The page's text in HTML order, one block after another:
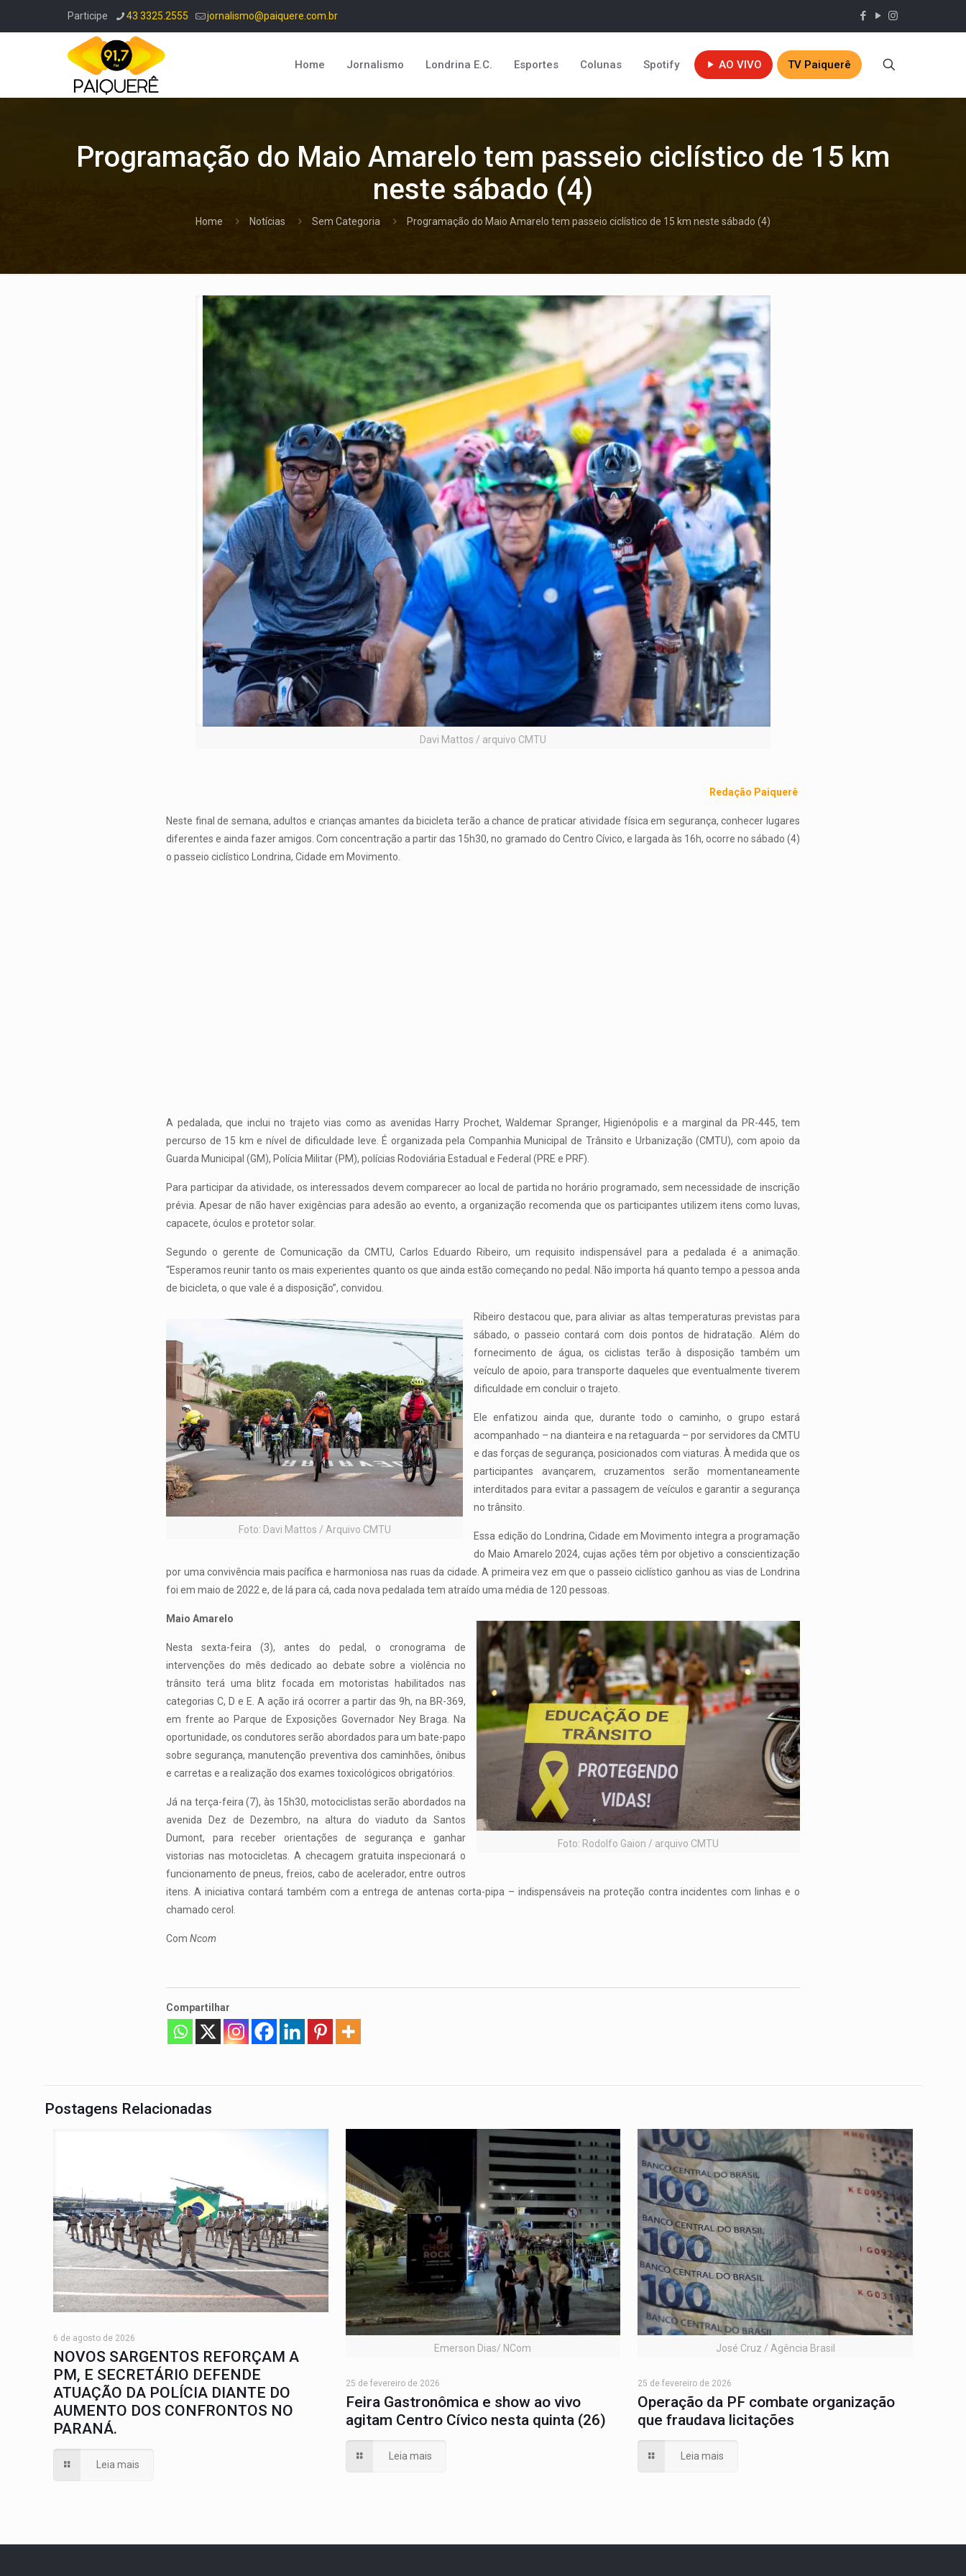
Participe 43 3325.2555 jornalismo@paiquere.com.br
Home Jornalismo Londrina E.C. Esportes Colunas Spotify AO VIVO TV Paiquerê
Programação do Maio Amarelo tem passeio ciclístico de 15 km
neste sábado (4)
Home Notícias Sem Categoria Programação do Maio Amarelo tem passeio ciclístico de 15 km neste sábado (4)
Davi Mattos / arquivo CMTU
Redação Paiquerê
Neste final de semana, adultos e crianças amantes da bicicleta terão a chance de praticar atividade física em segurança, conhecer lugares
diferentes e ainda fazer amigos. Com concentração a partir das 15h30, no gramado do Centro Cívico, e largada às 16h, ocorre no sábado (4)
o passeio ciclístico Londrina, Cidade em Movimento.
A pedalada, que inclui no trajeto vias como as avenidas Harry Prochet, Waldemar Spranger, Higienópolis e a marginal da PR-445, tem
percurso de 15 km e nível de dificuldade leve. É organizada pela Companhia Municipal de Trânsito e Urbanização (CMTU), com apoio da
Guarda Municipal (GM), Polícia Militar (PM), polícias Rodoviária Estadual e Federal (PRE e PRF).
Para participar da atividade, os interessados devem comparecer ao local de partida no horário programado, sem necessidade de inscrição
prévia. Apesar de não haver exigências para adesão ao evento, a organização recomenda que os participantes utilizem itens como luvas,
capacete, óculos e protetor solar.
Segundo o gerente de Comunicação da CMTU, Carlos Eduardo Ribeiro, um requisito indispensável para a pedalada é a animação.
“Esperamos reunir tanto os mais experientes quanto os que ainda estão começando no pedal. Não importa há quanto tempo a pessoa anda
de bicicleta, o que vale é a disposição”, convidou.
Foto: Davi Mattos / Arquivo CMTU
Ribeiro destacou que, para aliviar as altas temperaturas previstas para
sábado, o passeio contará com dois pontos de hidratação. Além do
fornecimento de água, os ciclistas terão à disposição também um
veículo de apoio, para transporte daqueles que eventualmente tiverem
dificuldade em concluir o trajeto.
Ele enfatizou ainda que, durante todo o caminho, o grupo estará
acompanhado – na dianteira e na retaguarda – por servidores da CMTU
e das forças de segurança, posicionados com viaturas. À medida que os
participantes avançarem, cruzamentos serão momentaneamente
interditados para evitar a passagem de veículos e garantir a segurança
no trânsito.
Essa edição do Londrina, Cidade em Movimento integra a programação
do Maio Amarelo 2024, cujas ações têm por objetivo a conscientização
por uma convivência mais pacífica e harmoniosa nas ruas da cidade. A primeira vez em que o passeio ciclístico ganhou as vias de Londrina
foi em maio de 2022 e, de lá para cá, cada nova pedalada tem atraído uma média de 120 pessoas.
Foto: Rodolfo Gaion / arquivo CMTU
Maio Amarelo
Nesta sexta-feira (3), antes do pedal, o cronograma de
intervenções do mês dedicado ao debate sobre a violência no
trânsito terá uma blitz focada em motoristas habilitados nas
categorias C, D e E. A ação irá ocorrer a partir das 9h, na BR-369,
em frente ao Parque de Exposições Governador Ney Braga. Na
oportunidade, os condutores serão abordados para um bate-papo
sobre segurança, manutenção preventiva dos caminhões, ônibus
e carretas e a realização dos exames toxicológicos obrigatórios.
Já na terça-feira (7), às 15h30, motociclistas serão abordados na
avenida Dez de Dezembro, na altura do viaduto da Santos
Dumont, para receber orientações de segurança e ganhar
vistorias nas motocicletas. A checagem gratuita inspecionará o
funcionamento de pneus, freios, cabo de acelerador, entre outros
itens. A iniciativa contará também com a entrega de antenas corta-pipa – indispensáveis na proteção contra incidentes com linhas e o
chamado cerol.
Com Ncom
Compartilhar
Postagens Relacionadas
6 de agosto de 2026
NOVOS SARGENTOS REFORÇAM A
PM, E SECRETÁRIO DEFENDE
ATUAÇÃO DA POLÍCIA DIANTE DO
AUMENTO DOS CONFRONTOS NO
PARANÁ.
Leia mais
Emerson Dias/ NCom
25 de fevereiro de 2026
Feira Gastronômica e show ao vivo
agitam Centro Cívico nesta quinta (26)
Leia mais
José Cruz / Agência Brasil
25 de fevereiro de 2026
Operação da PF combate organização
que fraudava licitações
Leia mais